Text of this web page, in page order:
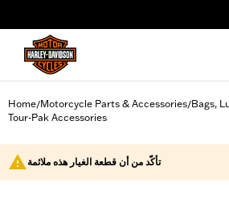
Home/Motorcycle Parts & Accessories/Bags,
Tour-Pak Accessories
تأكّد من أن قطعة الغيار هذه ملائمة